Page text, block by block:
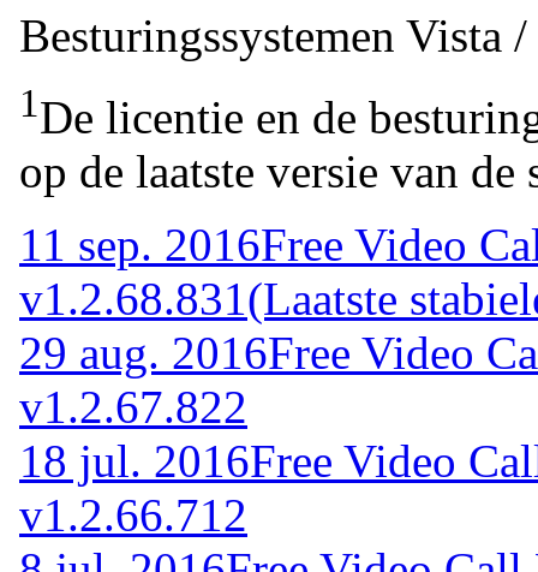
Besturingssystemen Vista
1De licentie en de
op de laatste versie van de
11 sep. 2016Free Video
v1.2.68.831(Laatste
29 aug. 2016Free Video
v1.2.67.822
18 jul. 2016Free Video
v1.2.66.712